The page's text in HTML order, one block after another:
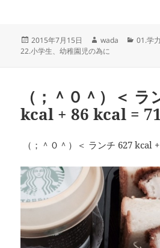
投
稿
2015年7月15日
作
成
wada
カ
01.学
22.小学生、幼稚園児の為に
（；＾０＾）＜ ラ
kcal + 86 kcal =
（；＾０＾）＜ ランチ 627 kcal